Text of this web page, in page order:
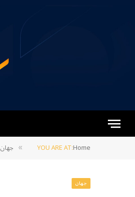
YOU ARE AT:Home
» جهان
جهان